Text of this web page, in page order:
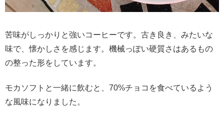
苦味がしっかりと強いコーヒーです。古き良き、みたいな
味で、懐かしさを感じます。機械っぽい硬質さはあるもの
の整った形をしています。
モカソフトと一緒に飲むと、70%チョコを食べているよう
な風味になりました。